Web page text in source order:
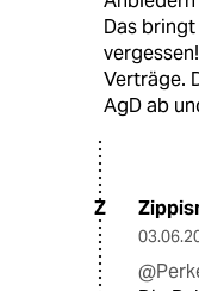
Das
Verträge.
AgD ab
Z